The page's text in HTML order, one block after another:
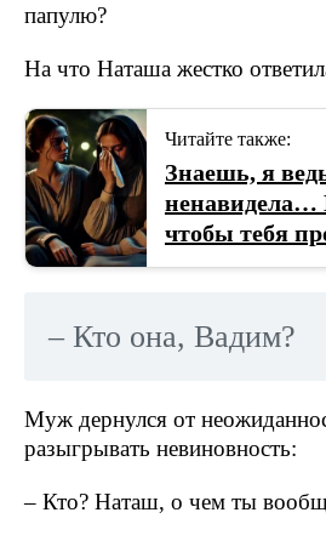
папулю?
На что Наташа жестко
Читайте также:
Знаешь, я
ненавидела…
чтобы тебя
– Кто она, Вадим?
Муж дернулся от
разыгрывать невиновность:
– Кто? Наташ, о чем ты